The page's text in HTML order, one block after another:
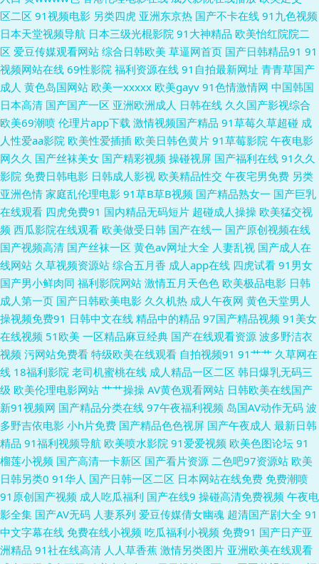
站蜜桃 91午夜福利导航 福利姬在线喷水 男女福利av 婷婷第五页 91蝌蚪少
妇 www欧美色图com 国产精品久久日 男人天堂狠狠 日美韩无码av 91老肥
肏屄国内 久久精美视频 日韩撸AV 一区二区三区国产少妇 97窝窝福利 国产
最新地址夜夜 欧美日性美女性潮视频 91豆花视频免费在线观看 www四虎cn
精品精品精品精品 日本a啊v在下观看 91豆花在线观看免费 成人豆麻网 玖玖
在线视频 日韩天堂日日干 91国内免费 超碰碰一本道 九九热黄 日韩欧美乱综
合 亚洲一区日韩激 91视频网站免费视频 国产a91av 蜜桃网五月天 五月天伊
人影院 91麻豆蜜桃人妻 超碰人人熟女 狼人干综合色网 日韩日韩 1024手机
看成人片 阿V视频在线观看日韩 久草免费福利资源 日本欧美视频 91官方传
媒免费线观看 AV不卡在线观看网址 黄色a网站在线看3 亚洲色图免费在线观
看 91群交 国产91性爱直播导航 欧美日韩美女在线 91福利姬 大香蕉视频99
欧美成人精品网 性爱欧美锋 91精品国自产拍 福利网导航 青娱乐91在线轻轻
草 亚洲涩色在线 91视频官网观看 免费a级 91传剧在线看 超碰人人肏屄 麻豆
成人软件下载 四虎论坛 91传播媒网页 ts伪娘在线观看免费 加勒比夜夜干 人
妖肛交 后入长腿a 亚色视频在线 91群交熟妇 豆花社区在线 久久要精品 亚州
AV福利 久草福利资免费 日韩亚洲图色在线 1024精品视频 91视频在线观看
区二区 91视频电影 另类四虎 亚洲东京热 国产不卡在线 91九色视频
日本天堂视频导航 日本三级光棍影院 91大神精品 欧美怡红院院二
区 爱豆传媒观看网站 综合日韩欧美 草逼网首页 国产日韩精品91 91
视频网站在线 69性影院 福利资源在线 91自拍最新网址 青青草国产
成人 黄色岛国网站 欧美一xxxxx 欧美gayv 91色情激情网 中国韩国
日本高清 国产国产一区 亚洲欧洲成人 日韩在线 久久国产影视综合
欧美69潮喷 伦理片app下载 激情视频国产精品 91草莓久草超碰 成
人性爱aa影院 欧美性爱插插 欧美日韩色黄片 91草莓影院 午夜电影
网久久 国产丝袜美女 国产精彩视频 操碰视屏 国产福利在线 91久久
影院 免费日韩电影 日韩成人影视 欧美精品性交 午夜宅男免费 另类
亚洲色情 家庭乱伦理电影 91草B草B视频 国产精品熟女一 国产巨乳
在线观看 四虎免费91 国内精品无码短片 超碰成人操操 欧美猛交视
频 西瓜影院在线观看 欧美做受日韩 国产在线一 国产原创视频在线
国产视频高清 国产丝袜一区 黄色av网址大全 人妻乱视 国产成人在
线网站 久草视频资源站 综合五月香 成人app在线 四虎试看 91男女
国产男小鲜肉同 福利影院网站 激情五月天色色 欧美极品电影 日韩
成人第一页 国产日韩欧美电影 久久机热 成人午夜网 黄色天堂男人
操视频免费91 日韩中文在线 精品中的精品 97国产精品视频 91美女
在线视频 51欧美 一区精品麻豆经典 国产在线观看资源 波多野洁衣
视频 污网站免费看 特级欧美在线观看 自拍视频91 91艹艹 久草网在
线 18福利影院 老司机蜜桃在线 成人精品一区二区 韩日爆乳无码三
级 欧美伦理电影网站 艹艹操操 AV黄色观看网站 日韩欧美在线国产
新91视频网 国产精品分类在线 97午夜福利视频 岛国AV动作无码 波
多野吉依电影 小h片免费 国产精品色色视屏 国产午夜成人 最新日韩
精品 91福利视频导航 欧美喷水影院 91爱爱视频 欧美色图论坛 91
榴莲小视频 国产高清一卡新区 国产看片资源 二色吧97资源站 欧美
日韩另类0 91华人 国产日韩一区二区 日本网站在线免费 免费潮喷
91原创国产视频 成人吃瓜福利 国产在线9 操碰高清免费视频 午夜电
影全集 国产AV无码 人妻系列 爱豆传媒倩女幽魂 超清国产剧大全 91
中文字幕在线 免费在线小视频 吃瓜福利小视频 免费91 国产日产亚
洲精品 91社在线高清 人人草香蕉 激情另类图片 亚洲欧美在线观看